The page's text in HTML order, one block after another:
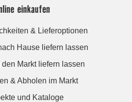
einkaufen
& Lieferoptionen
Hause liefern lassen
den Markt liefern lassen
& Abholen im Markt
und Kataloge